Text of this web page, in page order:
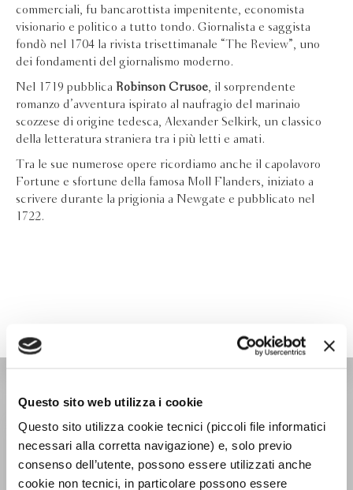
Questo sito web utilizza i cookie
Questo sito utilizza cookie tecnici (piccoli file informatici
necessari alla corretta navigazione) e, solo previo
consenso dell’utente, possono essere utilizzati anche
cookie non tecnici, in particolare possono essere
commerciali, fu bancarottista impenitente, economista
visionario e politico a tutto tondo. Giornalista e saggista
fondò nel 1704 la rivista trisettimanale “The Review”, uno
dei fondamenti del giornalismo moderno.
Nel 1719 pubblica Robinson Crusoe, il sorprendente
romanzo d’avventura ispirato al naufragio del marinaio
scozzese di origine tedesca, Alexander Selkirk, un classico
della letteratura straniera tra i più letti e amati.
Tra le sue numerose opere ricordiamo anche il capolavoro
Fortune e sfortune della famosa Moll Flanders, iniziato a
scrivere durante la prigionia a Newgate e pubblicato nel
1722.